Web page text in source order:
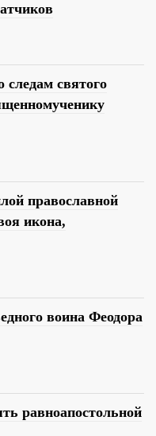
следам святого
православной
икона,
воина Феодора
равноапостольной